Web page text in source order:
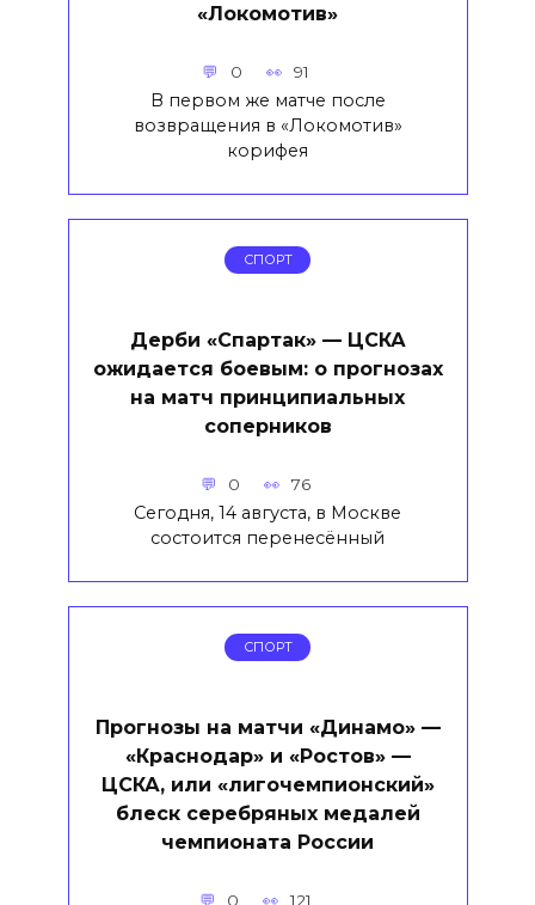
«Локомотив»
0 91
В первом же матче после
возвращения в «Локомотив»
корифея
СПОРТ
Дерби «Спартак» — ЦСКА
ожидается боевым: о прогнозах
на матч принципиальных
соперников
0 76
Сегодня, 14 августа, в Москве
состоится перенесённый
СПОРТ
Прогнозы на матчи «Динамо» —
«Краснодар» и «Ростов» —
ЦСКА, или «лигочемпионский»
блеск серебряных медалей
чемпионата России
0 121